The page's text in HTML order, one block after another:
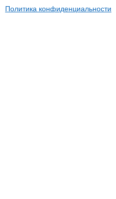
Политика конфиденциальности